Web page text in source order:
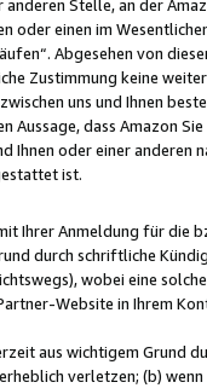
anderen Stelle, an der
einen im
Abgesehen von
Zustimmung keine
uns und Ihnen
Aussage, dass Amazon
Ihnen oder einer
ist.
Ihrer Anmeldung für die
durch schriftliche
wobei eine
Website in Ihrem
aus wichtigem Grund
verletzen; (b)